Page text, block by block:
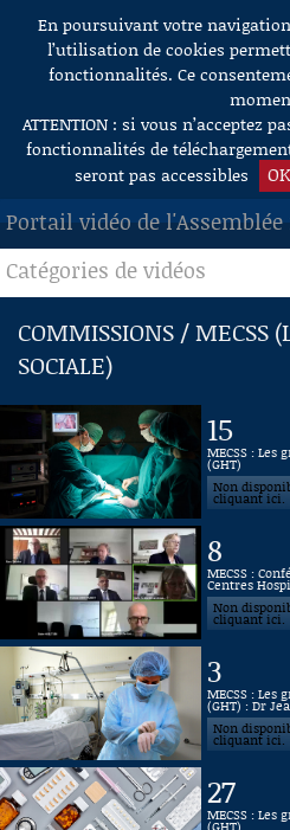
Aller au contenu
En poursuivant votre
l’utilisation de cookies
fonctionnalités. Ce
ATTENTION : si vous n’acceptez
fonctionnalités de
seront pas accessibles
OK
Portail vidéo de
ACCUEIL
EN DIRECT
À LA DEMANDE
RECHERCHE
AIDE À LA DÉCOUPE
DE VIDÉOS
Catégories de vidéos
Séance
COMMISSIONS / MECSS
SOCIALE)
15
MECSS :
(GHT)
Non
cliquant ici.
8
MECSS :
Centres
Non
cliquant ici.
3
MECSS :
(GHT) : Dr
Non
cliquant ici.
27
MECSS :